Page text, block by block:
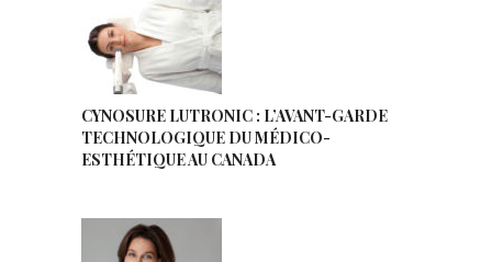
CYNOSURE LUTRONIC : L’AVANT-GARDE
TECHNOLOGIQUE DU MÉDICO-
ESTHÉTIQUE AU CANADA